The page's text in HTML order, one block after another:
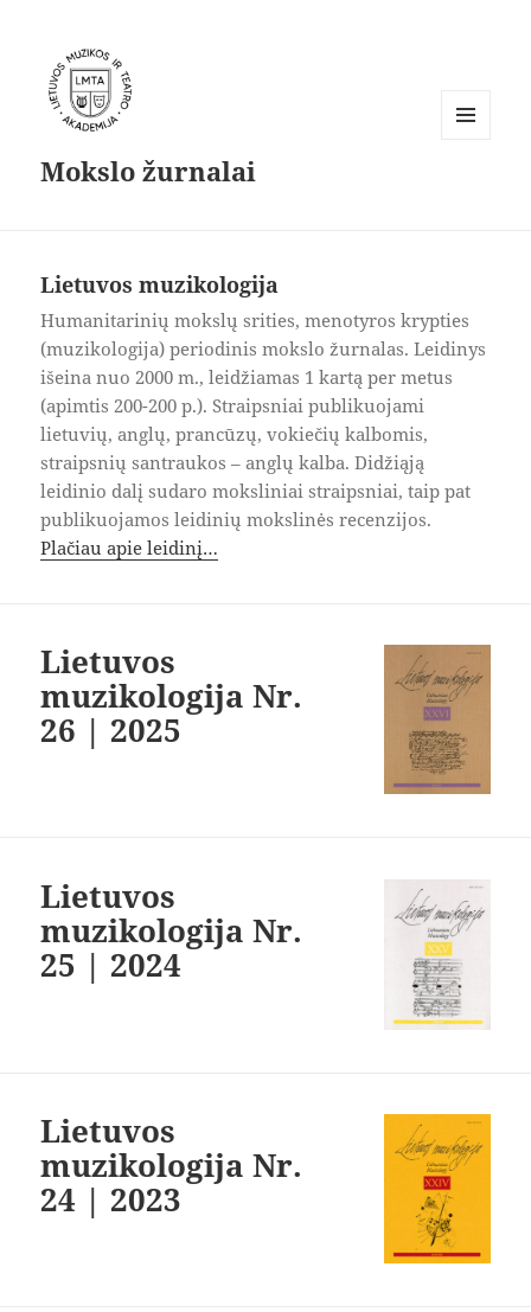
Mokslo žurnalai
Lietuvos muzikologija
Humanitarinių mokslų srities, menotyros krypties
(muzikologija) periodinis mokslo žurnalas. Leidinys
išeina nuo 2000 m., leidžiamas 1 kartą per metus
(apimtis 200-200 p.). Straipsniai publikuojami
lietuvių, anglų, prancūzų, vokiečių kalbomis,
straipsnių santraukos – anglų kalba. Didžiąją
leidinio dalį sudaro moksliniai straipsniai, taip pat
publikuojamos leidinių mokslinės recenzijos.
Plačiau apie leidinį…
Lietuvos
muzikologija Nr.
26 | 2025
Lietuvos
muzikologija Nr.
25 | 2024
Lietuvos
muzikologija Nr.
24 | 2023